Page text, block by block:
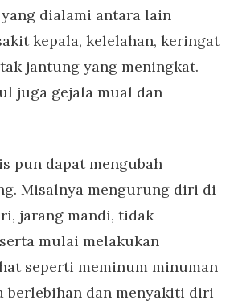
dialami antara lain
kepala, kelelahan, keringat
jantung yang meningkat.
juga gejala mual dan
pun dapat mengubah
Misalnya mengurung diri di
jarang mandi, tidak
mulai melakukan
seperti meminum minuman
berlebihan dan menyakiti diri